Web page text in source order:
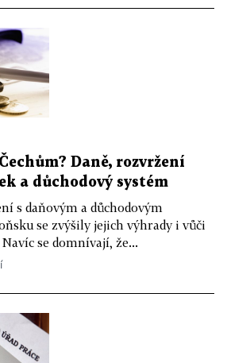
Daně, rozvržení
a důchodový systém
s daňovým a důchodovým
se zvýšily jejich výhrady i vůči
se domnívají, že...